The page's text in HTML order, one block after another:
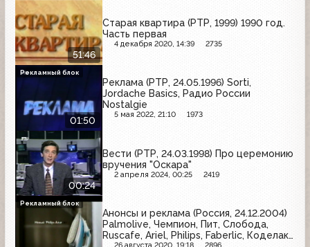
51:46
Старая квартира (РТР, 1999) 1990 год.
Часть первая
4 декабря 2020, 14:39 2735
01:50
Реклама (РТР, 24.05.1996) Sorti,
Jordache Basics, Радио России
Nostalgie
5 мая 2022, 21:10 1973
Рекламный блок
00:24
Вести (РТР, 24.03.1998) Про церемонию
вручения "Оскара"
2 апреля 2024, 00:25 2419
Анонсы и реклама (Россия, 24.12.2004)
Palmolive, Чемпион, Пит, Слобода,
Ruscafe, Ariel, Philips, Faberlic, Коделак,
Рекламный блок